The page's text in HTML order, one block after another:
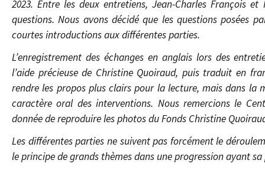
2023. Entre les deux entretiens, Jean-Charles François
questions. Nous avons décidé que les questions posées
courtes introductions aux différentes parties.
L’enregistrement des échanges en anglais lors des
l’aide précieuse de Christine Quoiraud, puis traduit en
rendre les propos plus clairs pour la lecture, mais dans la
caractère oral des interventions. Nous remercions le
donnée de reproduire les photos du Fonds Christine
Les différentes parties ne suivent pas forcément le
le principe de grands thèmes dans une progression ayant